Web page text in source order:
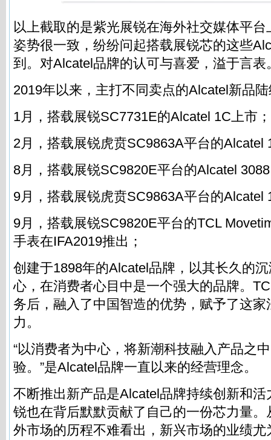
以上截取的是紫光展锐在海外社交媒体平
姿势很一致，纷纷问起搭载展锐芯的这些
到。对Alcatel品牌的认可与喜爱，溢于言表
2019年以来，主打不同卖点的Alcatel新品
1月，搭载展锐SC7731E的Alcatel 1C上市；
2月，搭载展锐虎贲SC9863A平台的Alcatel
8月，搭载展锐SC9820E平台的Alcatel
9月，搭载展锐虎贲SC9863A平台的Alcatel
9月，搭载展锐SC9820E平台的TCL
手表在IFA2019推出；
创建于1898年的Alcatel品牌，以其长久的
心，在消费者心目中是一个强大的品牌。
务后，融入了中国智造的优势，赋予了这
力。
“以消费者为中心，将新潮科技融入产品之
验。”是Alcatel品牌一直以来的经营理念。
不断推出新产品是Alcatel品牌持续创新和
锐也在背后默默贡献了自己的一份芯力量
外市场的历程不难看出，新兴市场的业绩